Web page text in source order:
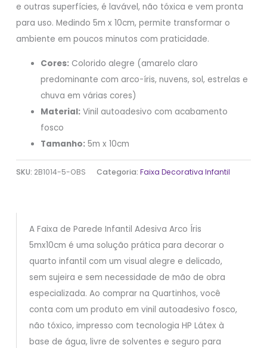
e outras superfícies, é lavável, não tóxica e vem pronta
para uso. Medindo 5m x 10cm, permite transformar o
ambiente em poucos minutos com praticidade.
Cores: Colorido alegre (amarelo claro
predominante com arco-íris, nuvens, sol, estrelas e
chuva em várias cores)
Material: Vinil autoadesivo com acabamento
fosco
Tamanho: 5m x 10cm
SKU: 2B1014-5-OBS Categoria:Faixa Decorativa Infantil
A Faixa de Parede Infantil Adesiva Arco Íris
5mx10cm é uma solução prática para decorar o
quarto infantil com um visual alegre e delicado,
sem sujeira e sem necessidade de mão de obra
especializada. Ao comprar na Quartinhos, você
conta com um produto em vinil autoadesivo fosco,
não tóxico, impresso com tecnologia HP Látex à
base de água, livre de solventes e seguro para